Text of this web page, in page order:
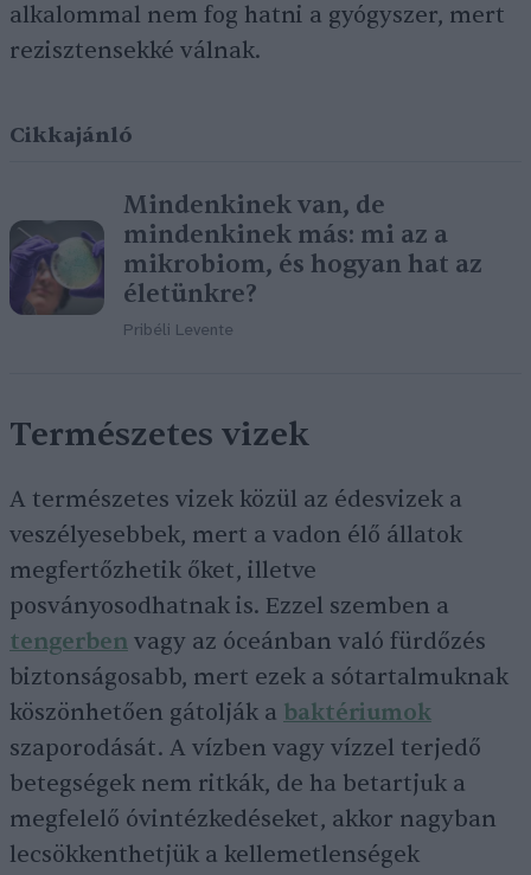
alkalommal nem fog hatni a gyógyszer, mert
rezisztensekké válnak.
Cikkajánló
Mindenkinek van, de
mindenkinek más: mi az a
mikrobiom, és hogyan hat az
életünkre?
Pribéli Levente
Természetes vizek
A természetes vizek közül az édesvizek a
veszélyesebbek, mert a vadon élő állatok
megfertőzhetik őket, illetve
posványosodhatnak is. Ezzel szemben a
tengerben vagy az óceánban való fürdőzés
biztonságosabb, mert ezek a sótartalmuknak
köszönhetően gátolják a baktériumok
szaporodását. A vízben vagy vízzel terjedő
betegségek nem ritkák, de ha betartjuk a
megfelelő óvintézkedéseket, akkor nagyban
lecsökkenthetjük a kellemetlenségek